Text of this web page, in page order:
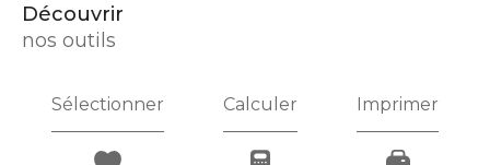
découvrir
nos outils
Sélectionner Calculer Imprimer